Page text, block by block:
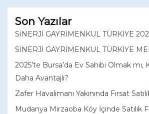
Son Yazılar
SİNERJİ GAYRİMENKUL TÜRKİYE
SİNERJİ GAYRİMENKUL TÜRKİYE
2025’te Bursa’da Ev Sahibi Olmak mı,
Daha Avantajlı?
Zafer Havalimanı Yakınında Fırsat
Mudanya Mirzaoba Köy İçinde Satılık